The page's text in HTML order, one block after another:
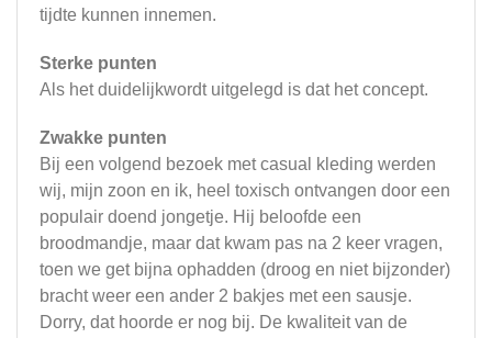
tijdte kunnen innemen.
Sterke punten
Als het duidelijkwordt uitgelegd is dat het concept.
Zwakke punten
Bij een volgend bezoek met casual kleding werden
wij, mijn zoon en ik, heel toxisch ontvangen door een
populair doend jongetje. Hij beloofde een
broodmandje, maar dat kwam pas na 2 keer vragen,
toen we get bijna ophadden (droog en niet bijzonder)
bracht weer een ander 2 bakjes met een sausje.
Dorry, dat hoorde er nog bij. De kwaliteit van de